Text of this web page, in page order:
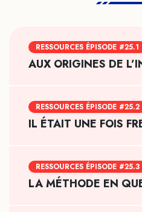
RESSOURCES ÉPISODE #25.1
AUX ORIGINES DE
RESSOURCES ÉPISODE #25.2
IL ÉTAIT UNE FOIS
RESSOURCES ÉPISODE #25.3
LA MÉTHODE EN